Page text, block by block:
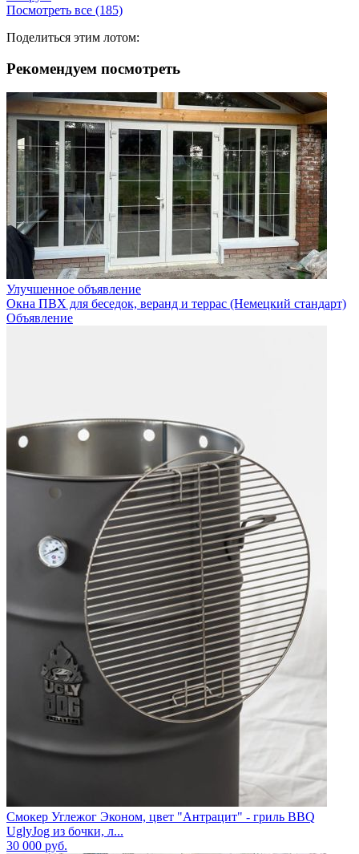
Посмотреть все (185)
Поделиться этим лотом:
Рекомендуем посмотреть
Улучшенное объявление
Окна ПВХ для беседок, веранд и террас (Немецкий стандарт)
Объявление
Смокер Углежог Эконом, цвет "Антрацит" - гриль BBQ
UglyJog из бочки, л...
30 000 руб.